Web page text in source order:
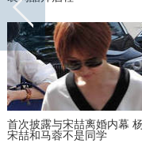
首次披露与宋喆离婚内幕 杨
宋喆和马蓉不是同学